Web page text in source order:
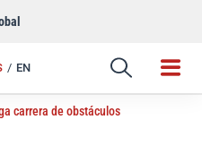
EN
Enlace
carrera de obstáculos